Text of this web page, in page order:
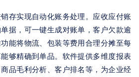
存实现自动化账务处理。应收应付账
据，可一键生成对账单，客户欠款逾
能将物流、包装等费用合理分摊至每
够精确到单品。软件提供多维度报表
品毛利分析、客户排名等，为企业经